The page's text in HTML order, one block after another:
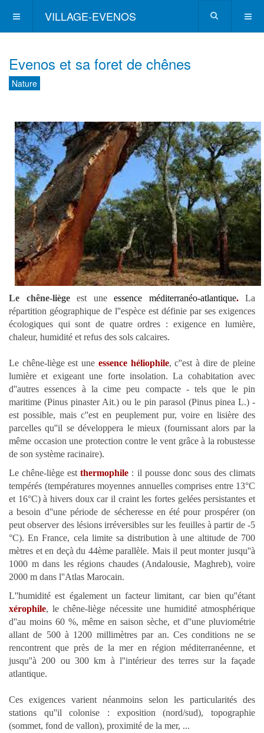
VILLAGE-EVENOS
Evenos et sa foret de chênes
Nature
Le chêne-liègeest une essence méditerranéo-atlantique. La
répartition géographique de l''espèce est définie par ses exigences
écologiques qui sont de quatre ordres : exigence en lumière,
chaleur, humidité et refus des sols calcaires.
Le chêne-liège est une essence héliophile, c''est à dire de pleine
lumière et exigeant une forte insolation. La cohabitation avec
d''autres essences à la cime peu compacte - tels que le pin
maritime (Pinus pinaster Ait.) ou le pin parasol (Pinus pinea L.) -
est possible, mais c''est en peuplement pur, voire en lisière des
parcelles qu''il se développera le mieux (fournissant alors par la
même occasion une protection contre le vent grâce à la robustesse
de son système racinaire).
Le chêne-liège estthermophile : il pousse donc sous des climats
tempérés (températures moyennes annuelles comprises entre 13°C
et 16°C) à hivers doux car il craint les fortes gelées persistantes et
a besoin d''une période de sécheresse en été pour prospérer (on
peut observer des lésions irréversibles sur les feuilles à partir de -5
°C). En France, cela limite sa distribution à une altitude de 700
mètres et en deçà du 44ème parallèle. Mais il peut monter jusqu''à
1000 m dans les régions chaudes (Andalousie, Maghreb), voire
2000 m dans l''Atlas Marocain.
L''humidité est également un facteur limitant, car bien qu''étant
xérophile, le chêne-liège nécessite une humidité atmosphérique
d''au moins 60 %, même en saison sèche, et d''une pluviométrie
allant de 500 à 1200 millimètres par an. Ces conditions ne se
rencontrent que près de la mer en région méditerranéenne, et
jusqu''à 200 ou 300 km à l''intérieur des terres sur la façade
atlantique.
Ces exigences varient néanmoins selon les particularités des
stations qu''il colonise : exposition (nord/sud), topographie
(sommet, fond de vallon), proximité de la mer, ...